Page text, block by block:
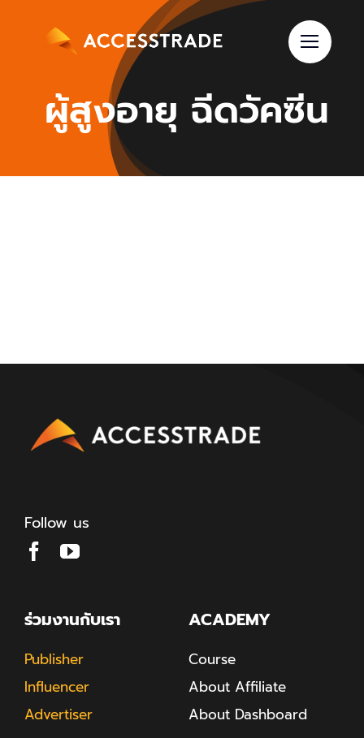
ผู้สูงอายุ ฉีดวัคซีน
Follow us
ร่วมงานกับเรา
Publisher
Influencer
Advertiser
ACADEMY
Course
About Affiliate
About Dashboard